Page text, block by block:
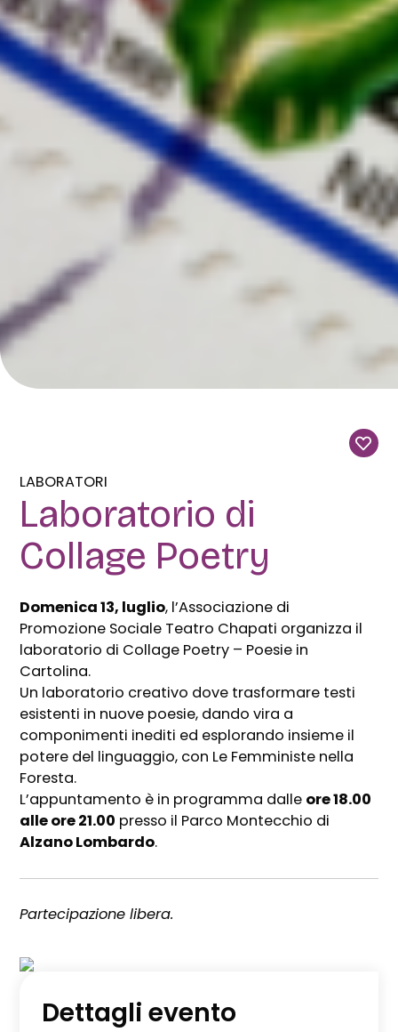
LABORATORI
Laboratorio di
Collage Poetry
Domenica 13, luglio, l’Associazione di
Promozione Sociale Teatro Chapati organizza il
laboratorio di Collage Poetry – Poesie in
Cartolina.
Un laboratorio creativo dove trasformare testi
esistenti in nuove poesie, dando vira a
componimenti inediti ed esplorando insieme il
potere del linguaggio, con Le Femministe nella
Foresta.
L’appuntamento è in programma dalle ore 18.00
alle ore 21.00 presso il Parco Montecchio di
Alzano Lombardo.
Partecipazione libera.
Dettagli evento